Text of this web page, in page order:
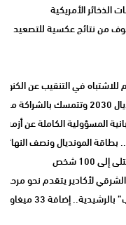
الأمريكية
من نتائج عكسية للتصعيد
المسؤولية الكاملة عن أزمة
بطاقة المونديال ونصف
100 شخص
لأكادير يتقدم نحو مرحلة
ميغاوات إلى الشبكة الوطنية